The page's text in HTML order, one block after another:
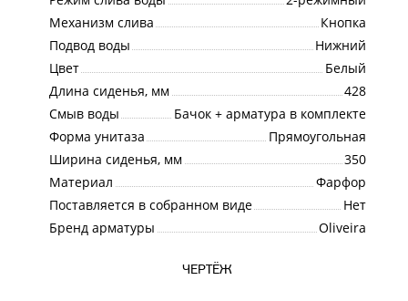
Механизм слива
Кнопка
Подвод воды
Нижний
Цвет
Белый
Длина сиденья, мм
428
Смыв воды
Бачок + арматура в комплекте
Форма унитаза
Прямоугольная
Ширина сиденья, мм
350
Материал
Фарфор
Поставляется в собранном виде
Нет
Бренд арматуры
Oliveira
ЧЕРТЁЖ